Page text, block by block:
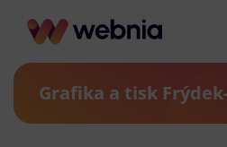
Grafika a tisk